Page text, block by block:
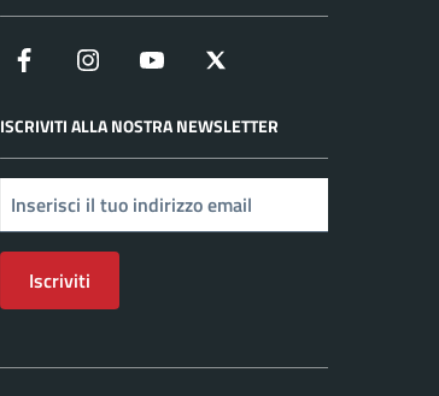
Facebook Instagram YouTube
ISCRIVITI ALLA NOSTRA NEWSLETTER